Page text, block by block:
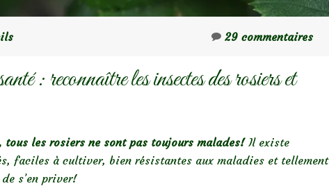
29 commentaires
: reconnaître les insectes des rosiers et
tous les rosiers ne sont pas toujours malades!Il existe
faciles à cultiver, bien résistantes aux maladies et tellement
s’en priver!